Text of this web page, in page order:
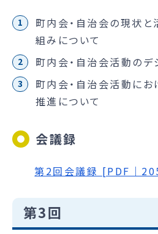
町内会・自治会の現状
組みについて
町内会・自治会活動のデ
町内会・自治会活動に
推進について
会議録
第2回会議録 [PDF｜
第3回